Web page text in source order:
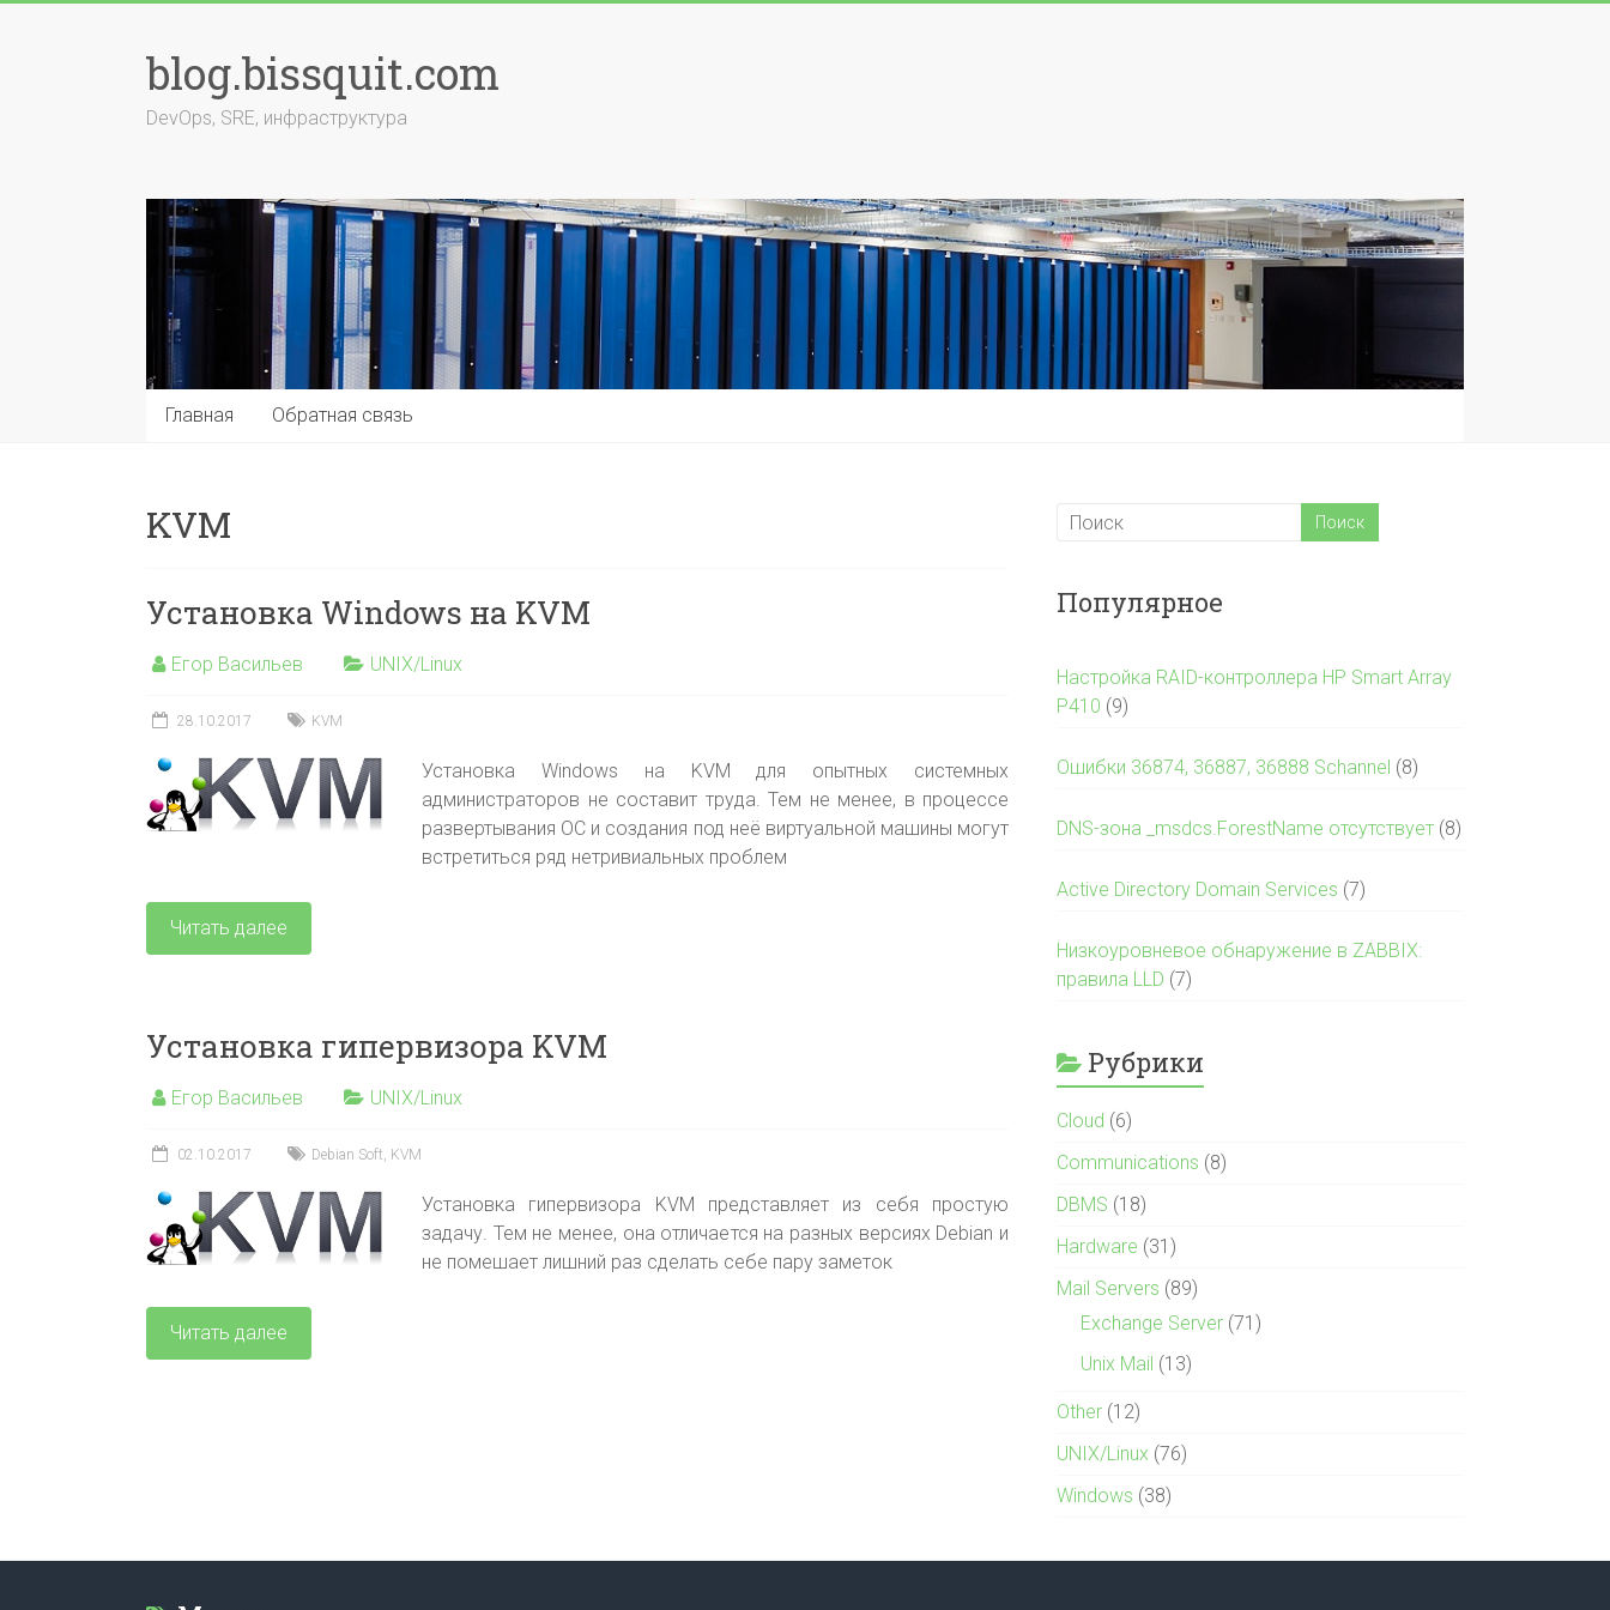
blog.bissquit.com
DevOps, SRE, инфраструктура
Главная Обратная связь
KVM
Установка Windows на KVM
Егор Васильев UNIX/Linux
28.10.2017 KVM
Установка Windows на KVM для опытных системных
администраторов не составит труда. Тем не менее, в процессе
развертывания ОС и создания под неё виртуальной машины могут
встретиться ряд нетривиальных проблем
Читать далее
Установка гипервизора KVM
Егор Васильев UNIX/Linux
02.10.2017 Debian Soft, KVM
Установка гипервизора KVM представляет из себя простую
задачу. Тем не менее, она отличается на разных версиях Debian и
не помешает лишний раз сделать себе пару заметок
Читать далее
Популярное
Настройка RAID-контроллера HP Smart Array
P410 (9)
Ошибки 36874, 36887, 36888 Schannel (8)
DNS-зона _msdcs.ForestName отсутствует (8)
Active Directory Domain Services (7)
Низкоуровневое обнаружение в ZABBIX:
правила LLD (7)
Рубрики
Cloud (6)
Communications (8)
DBMS (18)
Hardware (31)
Mail Servers (89)
Exchange Server (71)
Unix Mail (13)
Other (12)
UNIX/Linux (76)
Windows (38)